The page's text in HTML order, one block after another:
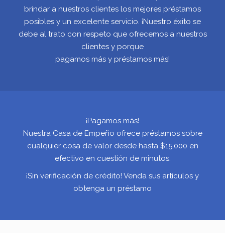
brindar a nuestros clientes los mejores préstamos
posibles y un excelente servicio. ¡Nuestro éxito se
debe al trato con respeto que ofrecemos a nuestros
clientes y porque
pagamos más y préstamos más!
¡Pagamos más!
Nuestra Casa de Empeño ofrece préstamos sobre
cualquier cosa de valor desde hasta $15,000 en
efectivo en cuestión de minutos.
¡Sin verificación de crédito! Venda sus artículos y
obtenga un préstamo